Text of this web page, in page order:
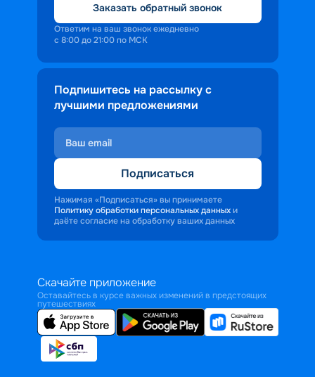
Заказать обратный звонок
Ответим на ваш звонок ежедневно
с 8:00 до 21:00 по МСК
Подпишитесь на рассылку с
лучшими предложениями
Подписаться
Нажимая «Подписаться» вы принимаете
Политику обработки персональных данных и
даёте согласие на обработку ваших данных
Скачайте приложение
Оставайтесь в курсе важных изменений в предстоящих
путешествиях